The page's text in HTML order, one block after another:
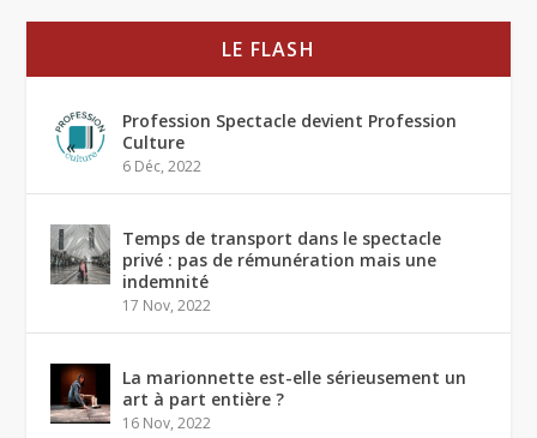
LE FLASH
Profession Spectacle devient Profession
Culture
6 Déc, 2022
Temps de transport dans le spectacle
privé : pas de rémunération mais une
indemnité
17 Nov, 2022
La marionnette est-elle sérieusement un
art à part entière ?
16 Nov, 2022